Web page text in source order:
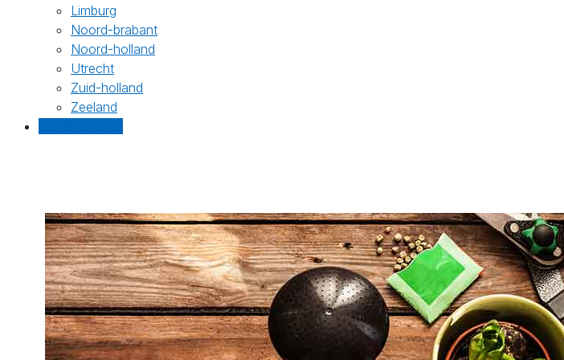
Limburg
Noord-brabant
Noord-holland
Utrecht
Zuid-holland
Zeeland